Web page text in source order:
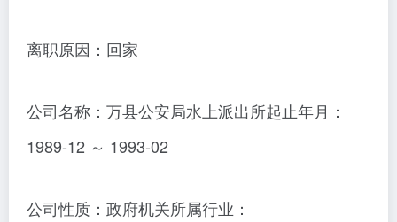
离职原因：回家
公司名称：万县公安局水上派出所起止年月：
1989-12 ～ 1993-02
公司性质：政府机关所属行业：